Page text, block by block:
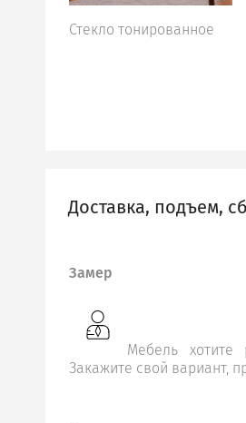
Стекло тонированное
Доставка, подъем,
Замер
Мебель хотите
Закажите свой вариант,